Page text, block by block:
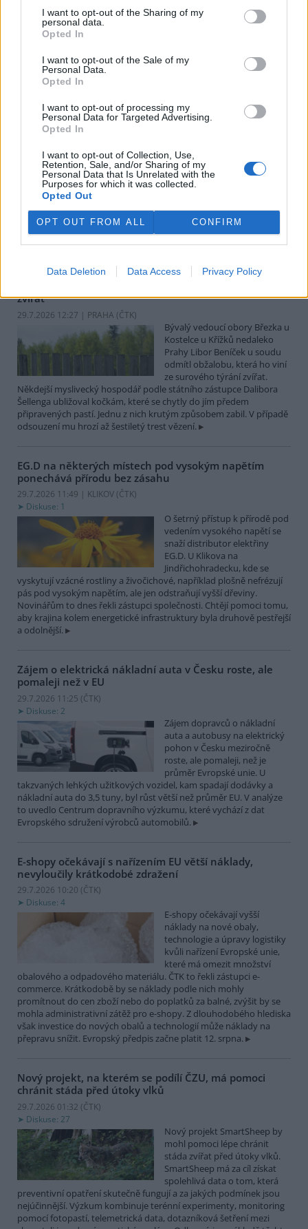
I want to opt-out of the Sharing of my
personal data.
Opted In
I want to opt-out of the Sale of my
Personal Data.
Opted In
I want to opt-out of processing my
Personal Data for Targeted Advertising.
Opted In
I want to opt-out of Collection, Use,
Retention, Sale, and/or Sharing of my
Personal Data that Is Unrelated with the
Purposes for which it was collected.
Opted Out
OPT OUT FROM ALL CONFIRM
Data Deletion Data Access Privacy Policy
stanovisko ke zmíněnému akčnímu plánu. Unijní plán má podpořit
zemědělce, posílit domácí produkci a snížit závislost Evropy na
dovozech a reaguje na nestabilitu na světových trzích hlavně v
souvislosti s válkou proti Íránu.
kůrovcovou kalamitou
29.7.2026 14:28 | PARDUBICE (ČTK)
letech vrací k hodnotám, které
byly běžné před kůrovcovou
kalamitou. Podle údajů
Českého statistického úřadu
metrů krychlových, což bylo meziročně o 9000 metrů krychlových
méně. Na vrcholu kůrovcové kalamity se v kraji těžilo i více než 1,6
milionu krychlových metrů, před jejím vypuknutím méně než
milion.
zvířat
29.7.2026 12:27 | PRAHA (ČTK)
Bývalý vedoucí obory Březka u
Kostelce u Křížků nedaleko
Prahy Libor Beníček u soudu
odmítl obžalobu, která ho viní
ze surového týrání zvířat.
Někdejší myslivecký hospodář podle státního zástupce Dalibora
Šellenga ubližoval kočkám, které se chytly do jím předem
připravených pastí. Jednu z nich krutým způsobem zabil. V případě
odsouzení mu hrozí až šestiletý trest vězení.
EG.D na některých místech pod vysokým napětím
ponechává přírodu bez zásahu
29.7.2026 11:49 | KLIKOV (ČTK)
Diskuse: 1
O šetrný přístup k přírodě pod
vedením vysokého napětí se
snaží distributor elektřiny
EG.D. U Klikova na
Jindřichohradecku, kde se
vyskytují vzácné rostliny a živočichové, například plošně nefrézují
pás pod vysokým napětím, ale jen odstraňují vyšší dřeviny.
Novinářům to dnes řekli zástupci společnosti. Chtějí pomoci tomu,
aby krajina kolem energetické infrastruktury byla druhově pestřejší
a odolnější.
Zájem o elektrická nákladní auta v Česku roste, ale
pomaleji než v EU
29.7.2026 11:25 (ČTK)
Diskuse: 2
Zájem dopravců o nákladní
auta a autobusy na elektrický
pohon v Česku meziročně
roste, ale pomaleji, než je
průměr Evropské unie. U
takzvaných lehkých užitkových vozidel, kam spadají dodávky a
nákladní auta do 3,5 tuny, byl růst větší než průměr EU. V analýze
to uvedlo Centrum dopravního výzkumu, které vychází z dat
Evropského sdružení výrobců automobilů.
E-shopy očekávají s nařízením EU větší náklady,
nevyloučily krátkodobé zdražení
29.7.2026 10:20 (ČTK)
Diskuse: 4
E-shopy očekávají vyšší
náklady na nové obaly,
technologie a úpravy logistiky
kvůli nařízení Evropské unie,
které má omezit množství
obalového a odpadového materiálu. ČTK to řekli zástupci e-
commerce. Krátkodobě by se náklady podle nich mohly
promítnout do cen zboží nebo do poplatků za balné, zvýšit by se
mohla administrativní zátěž pro e-shopy. Z dlouhodobého hlediska
však investice do nových obalů a technologií může náklady na
přepravu snížit. Evropský předpis začne platit 12. srpna.
Nový projekt, na kterém se podílí ČZU, má pomoci
chránit stáda před útoky vlků
29.7.2026 01:32 (ČTK)
Diskuse: 27
Nový projekt SmartSheep by
mohl pomoci lépe chránit
stáda zvířat před útoky vlků.
SmartSheep má za cíl získat
spolehlivá data o tom, která
preventivní opatření skutečně fungují a za jakých podmínek jsou
nejúčinnější. Výzkum kombinuje terénní experimenty, monitoring
pomocí fotopastí, telemetrická data, dotazníková šetření mezi